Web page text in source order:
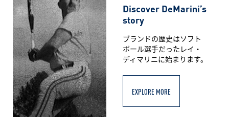
Discover DeMarini’s
story
ブランドの歴史はソフト
ボール選手だったレイ・
ディマリニに始まります。
EXPLORE MORE